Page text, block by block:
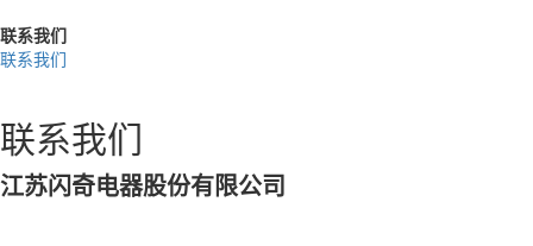
联系我们
联系我们
联系我们
江苏闪奇电器股份有限公司